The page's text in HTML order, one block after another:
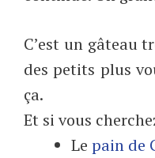
C’est un gâteau
des petits plus
ça.
Et si vous
Le pain de